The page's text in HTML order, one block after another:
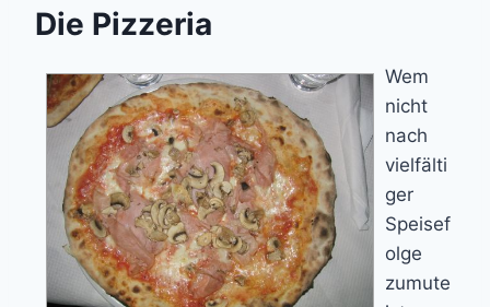
Die Pizzeria
Wem
nicht
nach
vielfälti
ger
Speisef
olge
zumute